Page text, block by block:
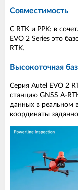
Совместимость
С RTK и PPK: в
EVO 2 Series это
RTK.
Высокоточная
Серия Autel EVO 2
станцию GNSS A-
данных в реальном
координаты